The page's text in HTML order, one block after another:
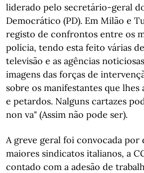
liderado pelo secretário-geral
Democrático (PD). Em Milão e
registo de confrontos entre os
polícia, tendo esta feito várias
televisão e as agências
imagens das forças de
sobre os manifestantes que lhes
e petardos. Nalguns cartazes
non va" (Assim não pode ser).
A greve geral foi convocada por
maiores sindicatos italianos, a
contado com a adesão de